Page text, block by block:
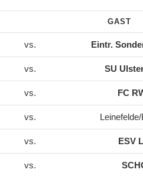
GAST
vs. Eintr.
vs. SU
vs. FC
vs.
vs. ESV
vs.